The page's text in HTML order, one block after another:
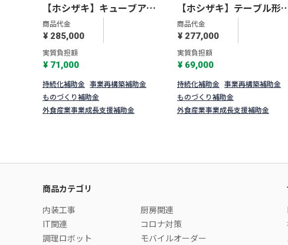
【ホシザキ】キューブアイ
スメーカー スライド扉タイ
プ IM-35SM-2
商品代金
¥ 285,000
実質負担額
¥ 71,000
持続化補助金 事業再構築補助金
ものづくり補助金
外食産業事業成長支援補助金
【ホシザキ】テーブル形
凍冷蔵庫Ｇタイプ RFT-
120SNG-1
商品代金
¥ 277,000
実質負担額
¥ 69,000
持続化補助金 事業再構築補助金
ものづくり補助金
外食産業事業成長支援補助金
商品カテゴリ
内装工事
厨房関連
IT関連
コロナ対策
調理ロボット
モバイルオーダー